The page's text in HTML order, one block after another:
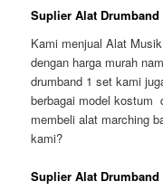
Suplier Alat
Kami menjual Alat
dengan harga murah
drumband 1 set kami
berbagai model kostum
membeli alat marching
kami?
Suplier Alat